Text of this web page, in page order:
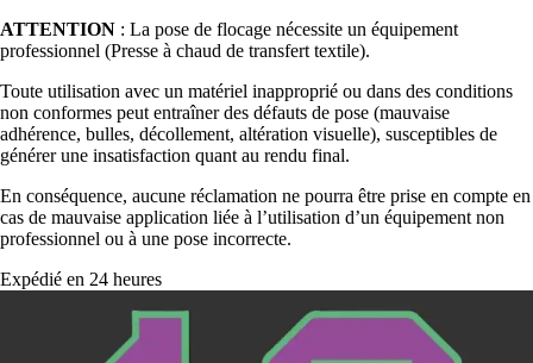
ATTENTION : La pose de flocage nécessite un équipement
professionnel (Presse à chaud de transfert textile).
Toute utilisation avec un matériel inapproprié ou dans des conditions
non conformes peut entraîner des défauts de pose (mauvaise
adhérence, bulles, décollement, altération visuelle), susceptibles de
générer une insatisfaction quant au rendu final.
En conséquence, aucune réclamation ne pourra être prise en compte en
cas de mauvaise application liée à l’utilisation d’un équipement non
professionnel ou à une pose incorrecte.
Expédié en 24 heures